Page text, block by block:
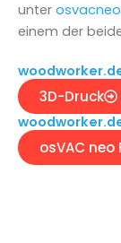
unter
einem der
3D-Druck
osVAC